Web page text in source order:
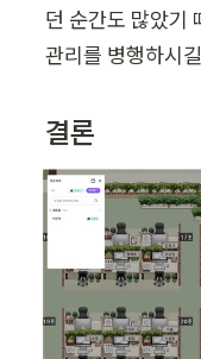
던 순간도 많았기
관리를 병행하시
결론